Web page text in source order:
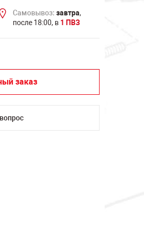
Самовывоз: завтра,
после 18:00, в 1 ПВЗ
заказ